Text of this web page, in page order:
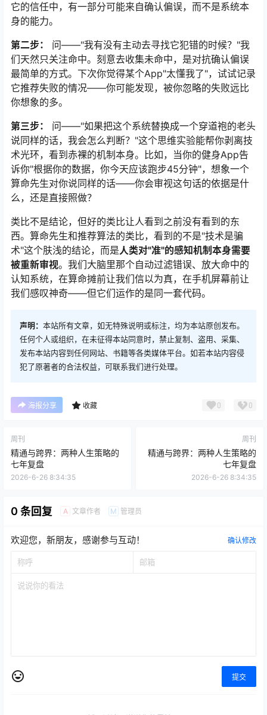
它的信任中，有一部分可能来自确认偏误，而不是系统本
身的能力。
第二步：
问——"我有没有主动去寻找它犯错的时候？"我
们天然只关注命中。刻意去收集未命中，是对抗确认偏误
最简单的方式。下次你觉得某个App"太懂我了"，试试记录
它推荐失败的情况——你可能发现，被你忽略的失败远比
你想象的多。
第三步：
问——"如果把这个系统替换成一个穿道袍的老头
说同样的话，我会怎么判断？"这个思维实验能帮你剥离技
术光环，看到赤裸的机制本身。比如，当你的健身App告
诉你"根据你的数据，你今天应该跑步45分钟"，想象一个
算命先生对你说同样的话——你会审视这句话的依据是什
么，还是直接照做？
类比不是结论，但好的类比让人看到之前没有看到的东
西。算命先生和推荐算法的类比，看到的不是"技术是骗
术"这个肤浅的结论，而是人类对"准"的感知机制本身需要
被重新审视。我们大脑里那个自动过滤错误、放大命中的
认知系统，在算命摊前让我们信以为真，在手机屏幕前让
我们感叹神奇——但它们运作的是同一套代码。
声明： 本站所有文章，如无特殊说明或标注，均为本站原创发布。
任何个人或组织，在未征得本站同意时，禁止复制、盗用、采集、
发布本站内容到任何网站、书籍等各类媒体平台。如若本站内容侵
犯了原著者的合法权益，可联系我们进行处理。
海报分享 收藏 0 0
周刊
精通与跨界：两种人生策略的
七年复盘
2026-6-26 8:34:35
周刊
精通与跨界：两种人生策略的
七年复盘
2026-6-26 8:34:35
0 条回复 A 文章作者 M 管理员
欢迎您，新朋友，感谢参与互动！ 确认修改
提交